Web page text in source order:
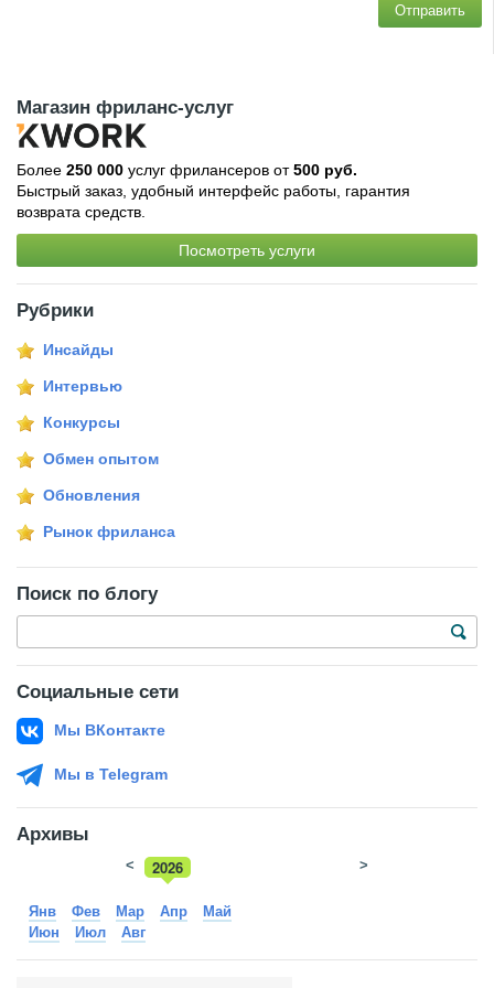
Отправить
Магазин фриланс-услуг
Более 250 000 услуг фрилансеров от500 руб.
Быстрый заказ, удобный интерфейс работы, гарантия
возврата средств.
Посмотреть услуги
Рубрики
Инсайды
Интервью
Конкурсы
Обмен опытом
Обновления
Рынок фриланса
Поиск по блогу
Социальные сети
Мы ВКонтакте
Мы в Telegram
Архивы
2026
2025
< >
Янв Фев Мар Апр
Май
Июн
Июл Авг